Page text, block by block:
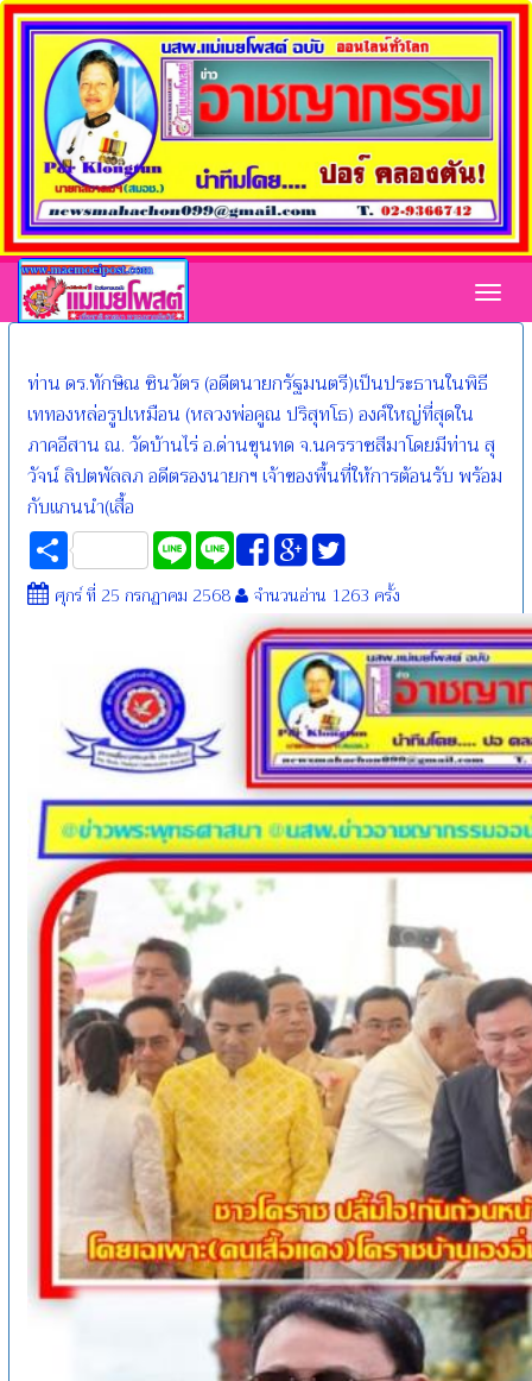
ท่าน ดร.ทักษิณ ชินวัตร (อดีตนายกรัฐมนตรี)เป็นประธานในพิธี
เททองหล่อรูปเหมือน (หลวงพ่อคูณ ปริสุทโธ) องค์ใหญ่ที่สุดใน
ภาคอีสาน ณ. วัดบ้านไร่ อ.ด่านขุนทด จ.นครราชสีมาโดยมีท่าน สุ
วัจน์ ลิปตพัลลภ อดีตรองนายกฯ เจ้าของพื้นที่ให้การต้อนรับ พร้อม
กับแกนนำ(เสื้อ
Share
LineLine
ศุกร์ ที่ 25 กรกฏาคม 2568 จำนวนอ่าน 1263 ครั้ง